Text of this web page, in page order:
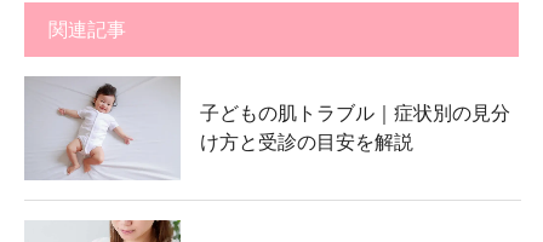
関連記事
子どもの肌トラブル｜症状別の見分
け方と受診の目安を解説